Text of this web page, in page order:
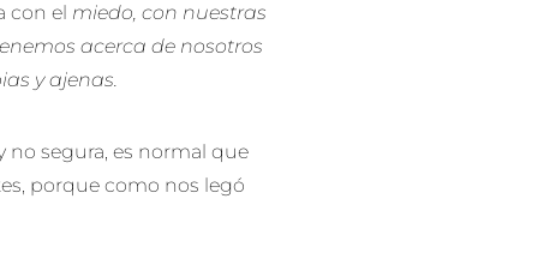
con el miedo, con nuestras
acerca de nosotros
y ajenas.
no segura, es normal que
porque como nos legó